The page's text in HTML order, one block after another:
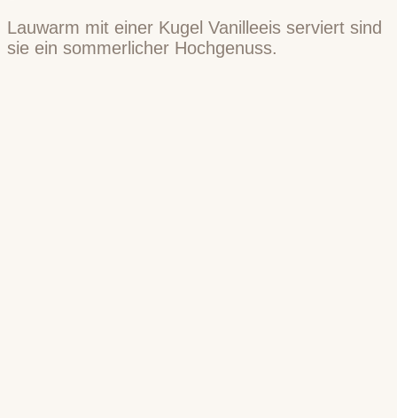
Lauwarm mit einer Kugel Vanilleeis serviert sind
sie ein sommerlicher Hochgenuss.